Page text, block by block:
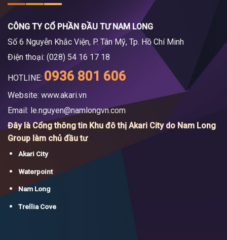
CÔNG TY CỔ PHẦN ĐẦU TƯ NAM LONG
Số 6 Nguyễn Khắc Viện, P. Tân Mỹ, Tp. Hồ Chí Minh
Điện thoại: (028) 54 16 17 18
HOTLINE: 0936 801 606
Website: www.akari.vn
Email: le.nguyen@namlongvn.com
Đây là Cổng thông tin Khu đô thị Akari City do Nam Long
Group làm chủ đầu tư
Akari City
Waterpoint
Nam Long
Trellia Cove